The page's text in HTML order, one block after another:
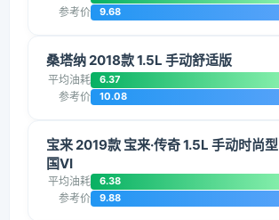
参考价 9.68
桑塔纳 2018款 1.5L 手动舒适版
平均油耗 6.37
参考价 10.08
宝来 2019款 宝来·传奇 1.5L 手动时尚型
国VI
平均油耗 6.38
参考价 9.88